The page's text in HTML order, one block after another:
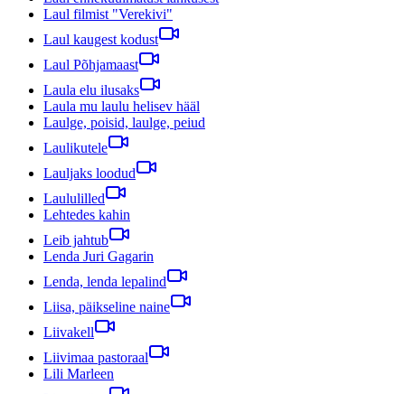
Laul filmist "Verekivi"
Laul kaugest kodust
Laul Põhjamaast
Laula elu ilusaks
Laula mu laulu helisev hääl
Laulge, poisid, laulge, peiud
Laulikutele
Lauljaks loodud
Laululilled
Lehtedes kahin
Leib jahtub
Lenda Juri Gagarin
Lenda, lenda lepalind
Liisa, päikseline naine
Liivakell
Liivimaa pastoraal
Lili Marleen